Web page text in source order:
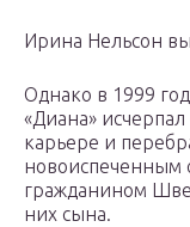
Ирина Нельсон
Однако в 1999
«Диана»
карьере и
новоиспеченным
гражданином
них сына.